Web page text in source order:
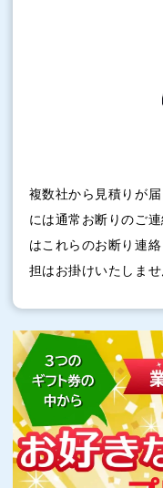
複数社から見積りが
には通常お断りのご
はこれらのお断り連
担はお掛けいたしませ